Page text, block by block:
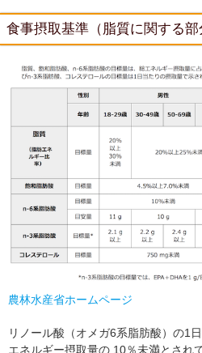
食事摂取基準（脂質に関する部
農林水産省ホームページ
リノール酸（オメガ6系脂肪酸）の1
エネルギー摂取量の 10％未満とされ